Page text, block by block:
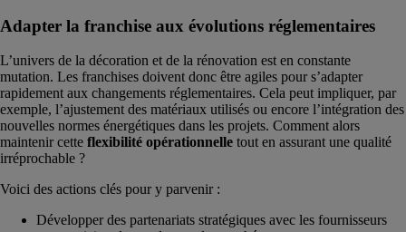
Adapter la franchise aux évolutions réglementaires
L’univers de la décoration et de la rénovation est en constante
mutation. Les franchises doivent donc être agiles pour s’adapter
rapidement aux changements réglementaires. Cela peut impliquer, par
exemple, l’ajustement des matériaux utilisés ou encore l’intégration des
nouvelles normes énergétiques dans les projets. Comment alors
maintenir cette flexibilité opérationnelle tout en assurant une qualité
irréprochable ?
Voici des actions clés pour y parvenir :
Développer des partenariats stratégiques avec les fournisseurs